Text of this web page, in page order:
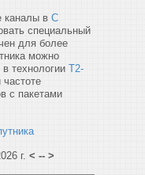
каналы в C
специальный
для более
можно
технологии
T2-
с пакетами
г. < -- >